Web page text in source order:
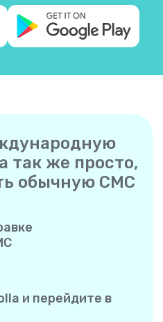
так же просто,
обычную СМС
и перейдите в